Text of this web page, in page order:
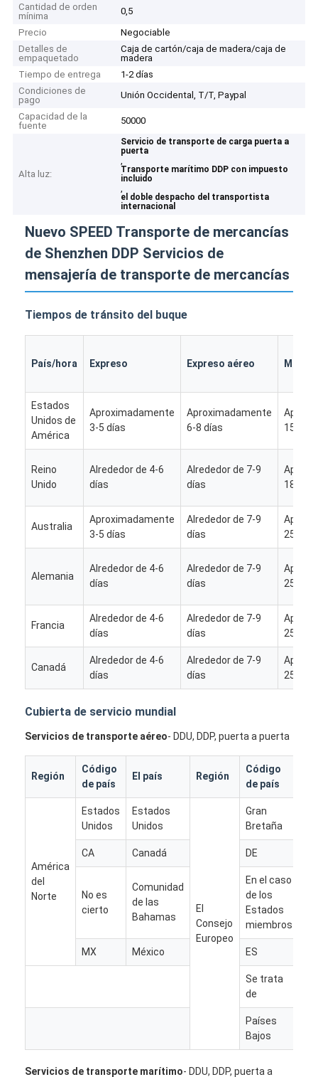
Cantidad de orden
mínima
0,5
Precio
Negociable
Detalles de
empaquetado
Caja de cartón/caja de madera/caja de
madera
Tiempo de entrega
1-2 días
Condiciones de
pago
Unión Occidental, T/T, Paypal
Capacidad de la
fuente
50000
Alta luz:
Servicio de transporte de carga puerta a
puerta
,
Transporte marítimo DDP con impuesto
incluido
,
el doble despacho del transportista
internacional
Nuevo SPEED Transporte de mercancías
de Shenzhen DDP Servicios de
mensajería de transporte de mercancías
Tiempos de tránsito del buque
País/hora Expreso Expreso aéreo Mar
Estados
Unidos de
América
Aproximadamente
3-5 días
Aproximadamente
6-8 días
15-18
Reino
Unido
Alrededor de 4-6
días
Alrededor de 7-9
días
18-25
Australia
Aproximadamente
3-5 días
Alrededor de 7-9
días
25-28
Alemania
Alrededor de 4-6
días
Alrededor de 7-9
días
25-28
Francia
Alrededor de 4-6
días
Alrededor de 7-9
días
25-28
Canadá
Alrededor de 4-6
días
Alrededor de 7-9
días
25-28
Cubierta de servicio mundial
Servicios de transporte aéreo- DDU, DDP, puerta a puerta
Región
Código
de país
El país Región
Código
de país
América
del
Norte
Estados
Unidos
Estados
Unidos
El
Consejo
Europeo
Gran
Bretaña
CA Canadá DE
No es
cierto
Comunidad
de las
Bahamas
En el caso
de los
Estados
miembros
MX México ES
Se trata
de
Países
Bajos
Servicios de transporte marítimo- DDU, DDP, puerta a